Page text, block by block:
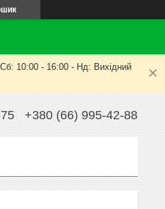
10:00 - 16:00 - Нд: Вихідний
+380 (66) 995-42-88